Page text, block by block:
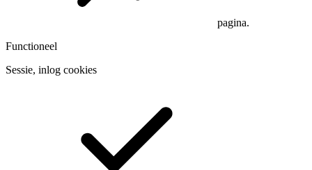
pagina.
Functioneel
Sessie, inlog cookies